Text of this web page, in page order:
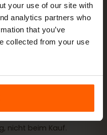
your use of our site with
analytics partners who
that you’ve
collected from your use
Code zu Hause per
iPhone
nicht beim Kauf.